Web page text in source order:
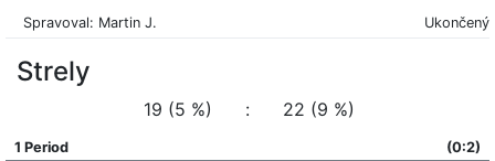
Spravoval: Martin J. Ukončený
Strely
19 (5 %) : 22 (9 %)
1 Period (0:2)